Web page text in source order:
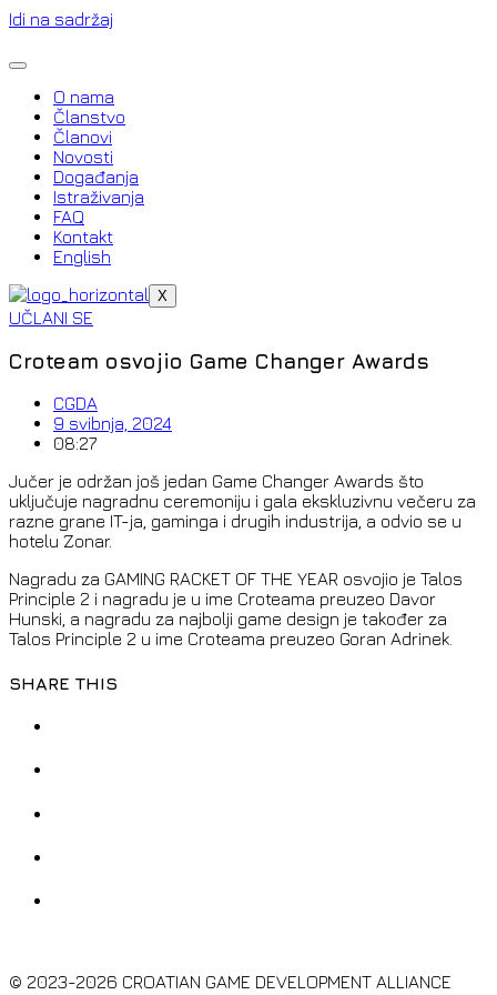
Idi na sadržaj
O nama
Članstvo
Članovi
Novosti
Događanja
Istraživanja
FAQ
Kontakt
English
X
UČLANI SE
Croteam osvojio Game Changer Awards
CGDA
9 svibnja, 2024
08:27
Jučer je održan još jedan Game Changer Awards što
uključuje nagradnu ceremoniju i gala ekskluzivnu večeru za
razne grane IT-ja, gaminga i drugih industrija, a odvio se u
hotelu Zonar.
Nagradu za GAMING RACKET OF THE YEAR osvojio je Talos
Principle 2 i nagradu je u ime Croteama preuzeo Davor
Hunski, a nagradu za najbolji game design je također za
Talos Principle 2 u ime Croteama preuzeo Goran Adrinek.
SHARE THIS
© 2023-2026 CROATIAN GAME DEVELOPMENT ALLIANCE